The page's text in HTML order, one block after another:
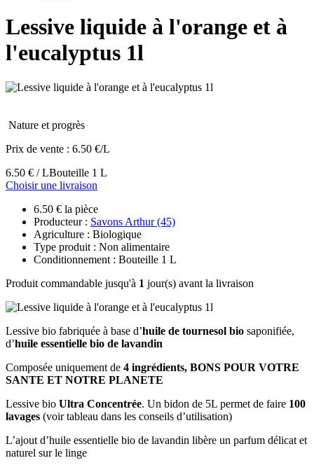
Lessive liquide à l'orange et à
l'eucalyptus 1l
Nature et progrès
Prix de vente : 6.50 €/L
6.50 € / LBouteille 1 L
Choisir une livraison
6.50 € la pièce
Producteur : Savons Arthur (45)
Agriculture : Biologique
Type produit : Non alimentaire
Conditionnement : Bouteille 1 L
Produit commandable jusqu'à 1 jour(s) avant la livraison
Lessive bio fabriquée à base d’huile de tournesol bio saponifiée,
d’huile essentielle bio de lavandin
Composée uniquement de 4 ingrédients, BONS POUR VOTRE
SANTE ET NOTRE PLANETE
Lessive bio Ultra Concentrée. Un bidon de 5L permet de faire 100
lavages (voir tableau dans les conseils d’utilisation)
L’ajout d’huile essentielle bio de lavandin libère un parfum délicat et
naturel sur le linge